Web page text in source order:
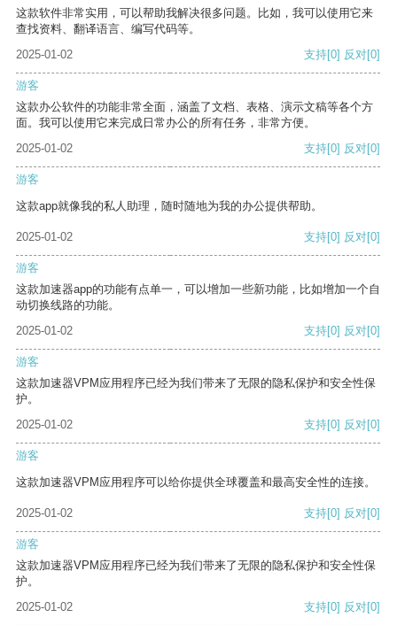
这款软件非常实用，可以帮助我解决很多问题。比如，我可以使用它来
查找资料、翻译语言、编写代码等。
2025-01-02
支持[0] 反对[0]
游客
这款办公软件的功能非常全面，涵盖了文档、表格、演示文稿等各个方
面。我可以使用它来完成日常办公的所有任务，非常方便。
2025-01-02
支持[0] 反对[0]
游客
这款app就像我的私人助理，随时随地为我的办公提供帮助。
2025-01-02 支持[0] 反对[0]
游客
这款加速器app的功能有点单一，可以增加一些新功能，比如增加一个自
动切换线路的功能。
2025-01-02
支持[0] 反对[0]
游客
这款加速器VPM应用程序已经为我们带来了无限的隐私保护和安全性保
护。
2025-01-02
支持[0] 反对[0]
游客
这款加速器VPM应用程序可以给你提供全球覆盖和最高安全性的连接。
2025-01-02 支持[0] 反对[0]
游客
这款加速器VPM应用程序已经为我们带来了无限的隐私保护和安全性保
护。
2025-01-02
支持[0] 反对[0]